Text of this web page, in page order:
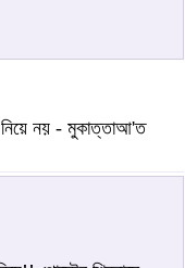
নিয়ে নয় - মুকাত্তাআ'ত